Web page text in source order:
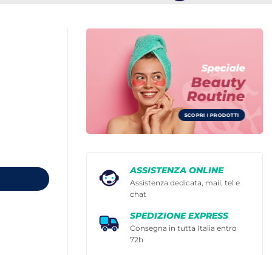
Speciale
Beauty
Routine
SCOPRI I PRODOTTI
ASSISTENZA ONLINE
Assistenza dedicata, mail, tel e
chat
SPEDIZIONE EXPRESS
Consegna in tutta Italia entro
72h